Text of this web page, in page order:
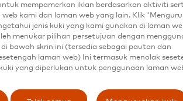
sebuah sistem secara keseluruhan
upaya tersebut benar-benar menjadi
anti-kerentanan," kata Shukla.
masuk dan tidak membutuhkan
peluang mata pencaharian bagi
tidak memiliki lahan, tetapi, katanya,
awal.
mempamerkan iklan berdasarkan aktiviti
kami dan laman web yang lain. Klik
jenis kuki yang kami gunakan di laman
menukar pilihan persetujuan dengan
bawah skrin ini (tersedia sebagai pautan dan
laman web) Ini termasuk menolak
yang diperlukan untuk penggunaan laman